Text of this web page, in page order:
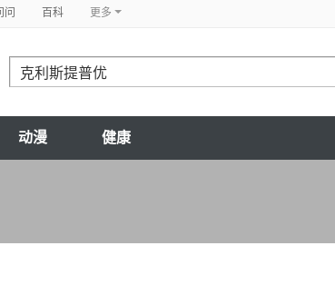
问 百科 更多
动漫 健康